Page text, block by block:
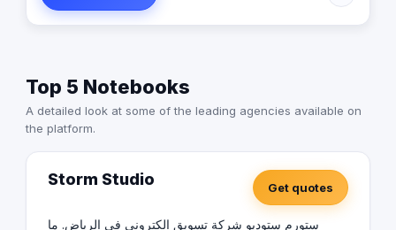
التميز عن أي شركات تصميم داخلي في الرياض أو تصميم ديكور
داخلي, ما يجعلها من أفضل مكاتب تصميم داخلي في الرياض. |
Riyadh elites, one of the Best Interior Design Companies
in Riyadh, Product Photography Studio Riyadh No.1,
Company Profile Design & Advertising Agency in Riyadh,
SEO & Website Development Company.
Top 5 Notebooks
A detailed look at some of the leading agencies available on
the platform.
Storm Studio Get quotes
ستورم ستوديو شركة تسويق الكتروني في الرياض. ما